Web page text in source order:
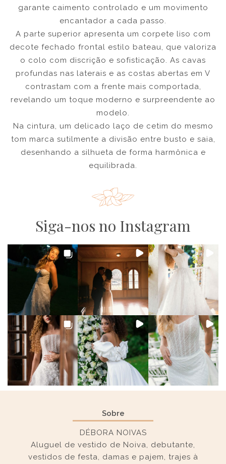
garante caimento controlado e um movimento
encantador a cada passo.
A parte superior apresenta um corpete liso com
decote fechado frontal estilo bateau, que valoriza
o colo com discrição e sofisticação. As cavas
profundas nas laterais e as costas abertas em V
contrastam com a frente mais comportada,
revelando um toque moderno e surpreendente ao
modelo.
Na cintura, um delicado laço de cetim do mesmo
tom marca sutilmente a divisão entre busto e saia,
desenhando a silhueta de forma harmônica e
equilibrada.
Siga-nos no Instagram
Sobre
DÉBORA NOIVAS
Aluguel de vestido de Noiva, debutante,
vestidos de festa, damas e pajem, trajes à